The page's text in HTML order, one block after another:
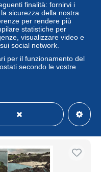
- Le port et l'hotel de
Professionale
finalità: fornirvi i
sicurezza della nostra
per rendere più
statistiche per
visualizzare video e
social network.
per il funzionamento del
secondo le vostre